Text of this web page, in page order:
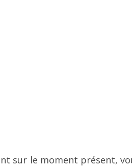
sur le moment présent,